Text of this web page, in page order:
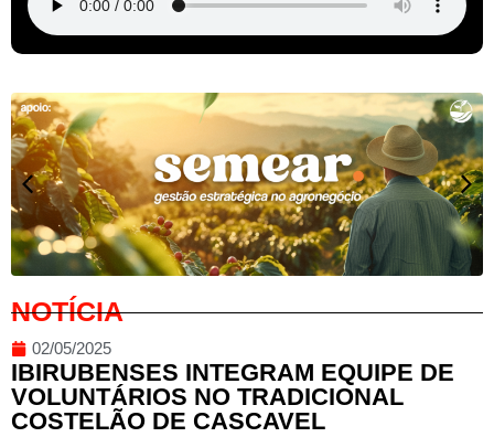
NOTÍCIA
02/05/2025
IBIRUBENSES INTEGRAM EQUIPE DE
VOLUNTÁRIOS NO TRADICIONAL
COSTELÃO DE CASCAVEL